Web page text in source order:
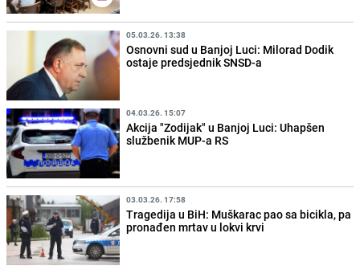
05.03.26. 13:38
Osnovni sud u Banjoj Luci: Milorad Dodik
ostaje predsjednik SNSD-a
04.03.26. 15:07
Akcija "Zodijak" u Banjoj Luci: Uhapšen
službenik MUP-a RS
03.03.26. 17:58
Tragedija u BiH: Muškarac pao sa bicikla, pa
pronađen mrtav u lokvi krvi